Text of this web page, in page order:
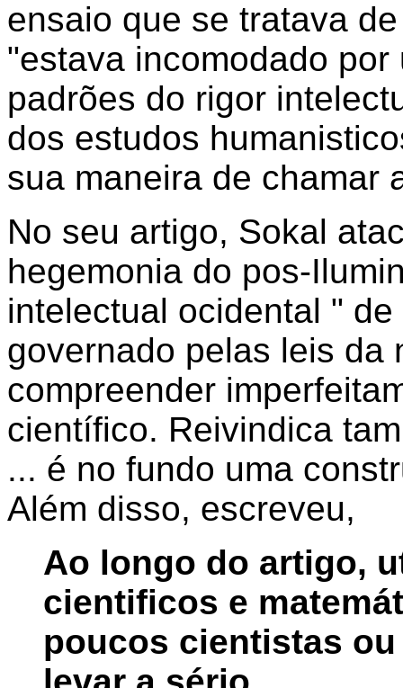
ensaio que se tratava
"estava incomodado
padrões do rigor
dos estudos
sua maneira de chamar
No seu artigo, Sokal
hegemonia do pos-
intelectual ocidental "
governado pelas leis da
compreender
científico. Reivindica
... é no fundo uma
Além disso, escreveu,
Ao longo do artigo,
cientificos e
poucos cientistas